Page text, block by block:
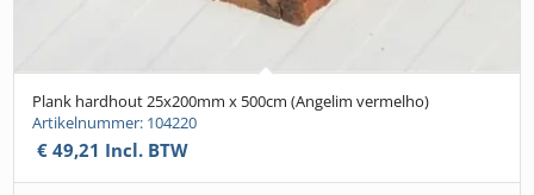
Plank hardhout 25x200mm x 500cm (Angelim vermelho)
Artikelnummer: 104220
€ 49,21 Incl. BTW